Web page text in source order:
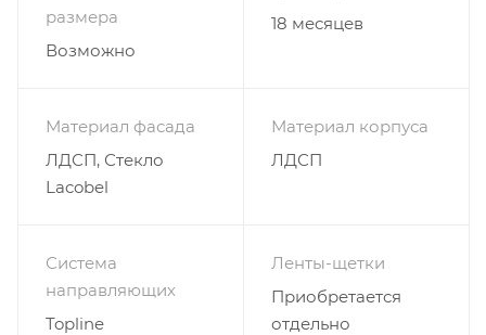
размера
Возможно
18 месяцев
Материал фасада
ЛДСП, Стекло
Lacobel
Материал корпуса
ЛДСП
Система
направляющих
Topline
Ленты-щетки
Приобретается
отдельно